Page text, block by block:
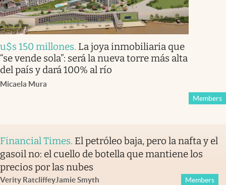
u$s 150 millones. La joya inmobiliaria que
“se vende sola”: será la nueva torre más alta
del país y dará 100% al río
Micaela Mura
Members
Financial Times. El petróleo baja, pero la nafta y el
gasoil no: el cuello de botella que mantiene los
precios por las nubes
Verity RatcliffeyJamie Smyth Members